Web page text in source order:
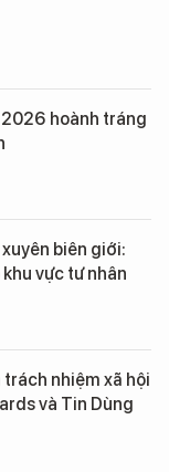
hoành tráng
biên giới:
vực tư nhân
trách nhiệm xã hội
và Tin Dùng